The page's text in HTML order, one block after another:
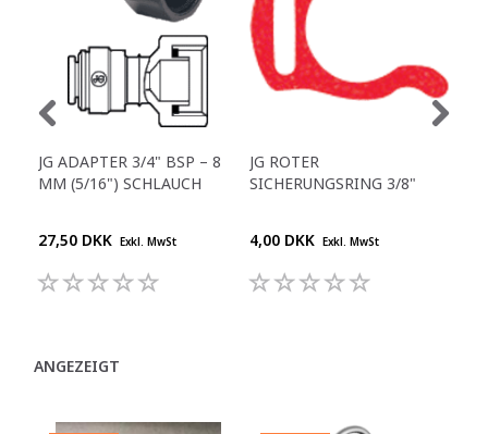
JG ADAPTER 3/4" BSP – 8
MM (5/16") SCHLAUCH
27,50 DKK Exkl. MwSt
JG ROTER
SICHERUNGSRING 3/8"
4,00 DKK Exkl. MwSt
ANGEZEIGT